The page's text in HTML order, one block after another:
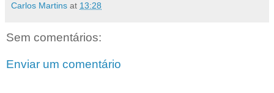
Carlos Martins at 13:28
Sem comentários:
Enviar um comentário